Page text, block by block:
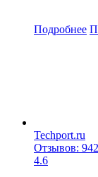
Подробнее
Techport.ru
Отзывов: 942
4.6